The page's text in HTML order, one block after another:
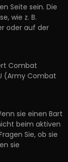
Seite sein. Die
wie z. B.
oder auf der
Combat
(Army Combat
sie einen Bart
beim aktiven
Sie, ob sie
sie